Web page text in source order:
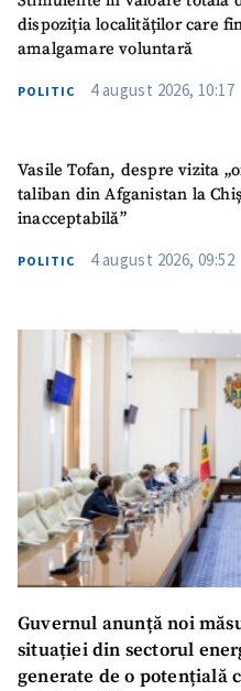
dispoziția localităților care
amalgamare voluntară
POLITIC 4 august 2026, 10:17
Vasile Tofan, despre vizita
taliban din Afganistan la
inacceptabilă”
POLITIC 4 august 2026, 09:52
Guvernul anunță noi
situației din sectorul
generate de o potențială